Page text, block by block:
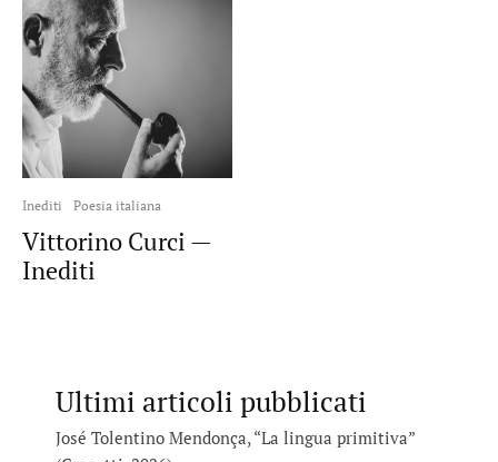
Inediti Poesia italiana
Vittorino Curci —
Inediti
Ultimi articoli pubblicati
José Tolentino Mendonça, “La lingua primitiva”